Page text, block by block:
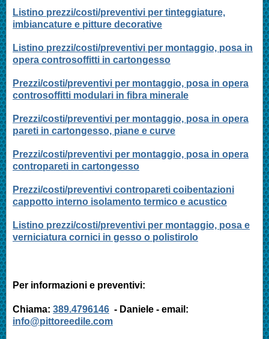
Listino prezzi/costi/preventivi per tinteggiature,
imbiancature e pitture decorative
Listino prezzi/costi/preventivi per montaggio, posa in
opera controsoffitti in cartongesso
Prezzi/costi/preventivi per montaggio, posa in opera
controsoffitti modulari in fibra minerale
Prezzi/costi/preventivi per montaggio, posa in opera
pareti in cartongesso, piane e curve
Prezzi/costi/preventivi per montaggio, posa in opera
contropareti in cartongesso
Prezzi/costi/preventivi contropareti coibentazioni
cappotto interno isolamento termico e acustico
Listino prezzi/costi/preventivi per montaggio, posa e
verniciatura cornici in gesso o polistirolo
Per informazioni e preventivi:
Chiama: 389.4796146 - Daniele - email:
info@pittoreedile.com